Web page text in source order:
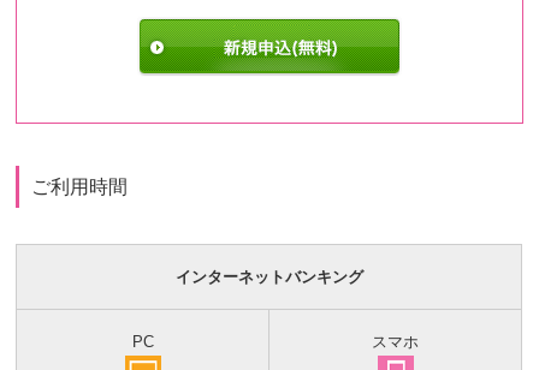
ご利用時間
インターネットバンキング
PC スマホ